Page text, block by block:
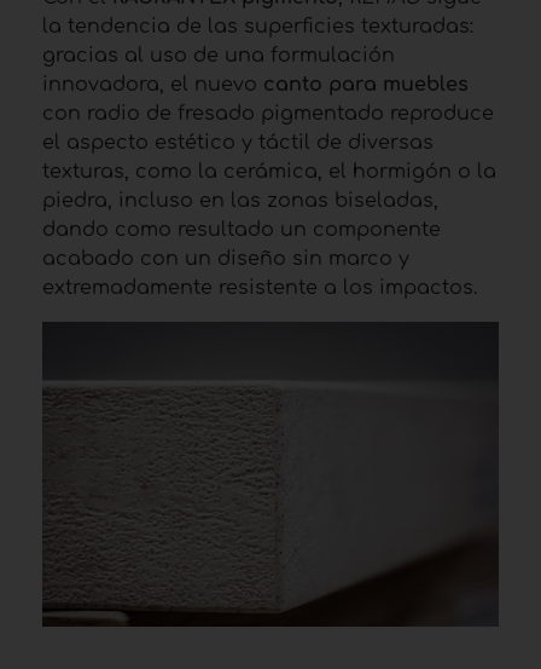
la tendencia de las superficies texturadas:
gracias al uso de una formulación
innovadora, el nuevo canto para muebles
con radio de fresado pigmentado reproduce
el aspecto estético y táctil de diversas
texturas, como la cerámica, el hormigón o la
piedra, incluso en las zonas biseladas,
dando como resultado un componente
acabado con un diseño sin marco y
extremadamente resistente a los impactos.